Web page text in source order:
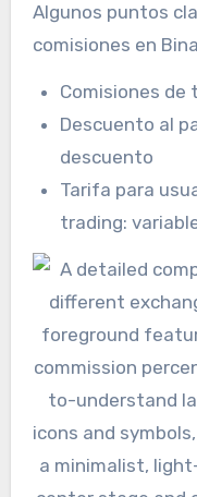
Algunos puntos
comisiones en
Comisiones de
Descuento al
descuento
Tarifa para
trading: